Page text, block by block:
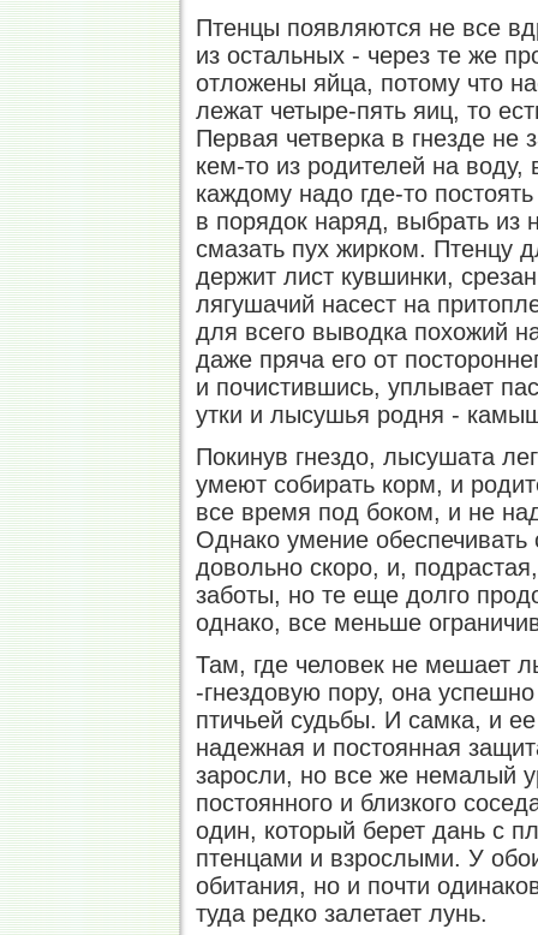
Птенцы появляются не все
из остальных - через те же
отложены яйца, потому что
лежат четыре-пять яиц, то
Первая четверка в гнезде не
кем-то из родителей на
каждому надо где-то
в порядок наряд, выбрать из
смазать пух жирком. Птенцу
держит лист кувшинки,
лягушачий насест на
для всего выводка похожий
даже пряча его от
и почистившись, уплывает
утки и лысушья родня -
Покинув гнездо, лысушата
умеют собирать корм, и
все время под боком, и не
Однако умение обеспечивать
довольно скоро, и,
заботы, но те еще долго
однако, все меньше
Там, где человек не мешает
-гнездовую пору, она
птичьей судьбы. И самка, и
надежная и постоянная
заросли, но все же немалый
постоянного и близкого
один, который берет дань с
птенцами и взрослыми. У
обитания, но и почти
туда редко залетает лунь.